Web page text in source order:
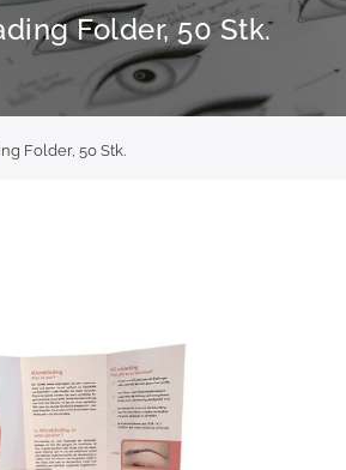
Folder, 50 Stk.
Folder, 50 Stk.